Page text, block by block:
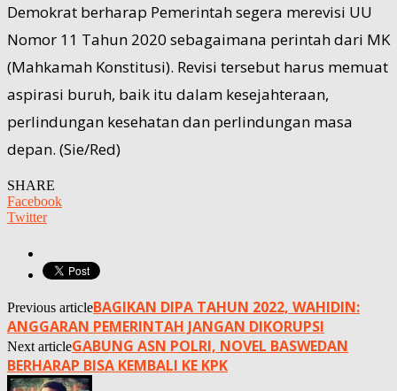
Demokrat berharap Pemerintah segera merevisi UU
Nomor 11 Tahun 2020 sebagaimana perintah dari MK
(Mahkamah Konstitusi). Revisi tersebut harus memuat
aspirasi buruh, baik itu dalam kesejahteraan,
perlindungan kesehatan dan perlindungan masa
depan. (Sie/Red)
SHARE
Facebook
Twitter
Previous articleBAGIKAN DIPA TAHUN 2022, WAHIDIN:
ANGGARAN PEMERINTAH JANGAN DIKORUPSI
Next articleGABUNG ASN POLRI, NOVEL BASWEDAN
BERHARAP BISA KEMBALI KE KPK